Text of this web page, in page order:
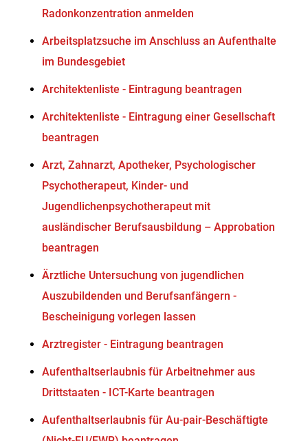
Radonkonzentration anmelden
Arbeitsplatzsuche im Anschluss an Aufenthalte
im Bundesgebiet
Architektenliste - Eintragung beantragen
Architektenliste - Eintragung einer Gesellschaft
beantragen
Arzt, Zahnarzt, Apotheker, Psychologischer
Psychotherapeut, Kinder- und
Jugendlichenpsychotherapeut mit
ausländischer Berufsausbildung – Approbation
beantragen
Ärztliche Untersuchung von jugendlichen
Auszubildenden und Berufsanfängern -
Bescheinigung vorlegen lassen
Arztregister - Eintragung beantragen
Aufenthaltserlaubnis für Arbeitnehmer aus
Drittstaaten - ICT-Karte beantragen
Aufenthaltserlaubnis für Au-pair-Beschäftigte